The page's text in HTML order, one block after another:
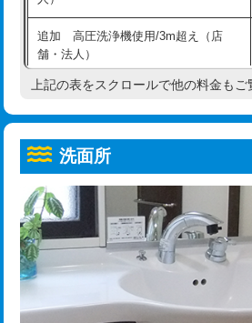
コンクリート斫り（厚さ10㎝超え）
モルタル補修（厚さ10㎝まで）
モルタル補修（厚さ10㎝超え）
洗面台設置
追加人工
廃棄・処分
※給水管工事は20mmまでの価格です
給水管工事※（ホール加工)
給水管工事※（バンド止め)
給水管工事※（支持金具設置)
給水管工事※（保温材使用（バンド止
め込み）)
給水管工事※（土の掘削・埋め戻し作
業)
給水管工事※（塩ビ管（VP・HI）使
用/3ｍまで)
給水管工事※（塩ビ管（VP・HI）使
用（追加）/3ｍ超え)
追加 高圧洗浄機使用/3m超え（店
舗・法人）
高度高圧洗浄換
トーラー機使用/3mまで
追加トーラー機使用/3m超え
カメラ調査
桝清掃
止水・漏水調査・防水処理・清掃・修
上記の表をスクロールで他の料金もご
洗面所